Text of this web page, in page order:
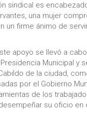
sindical es
una mujer
un firme ánimo de
apoyo se llevó a
Municipal y
de la ciudad,
por el Gobierno
de los
su oficio en